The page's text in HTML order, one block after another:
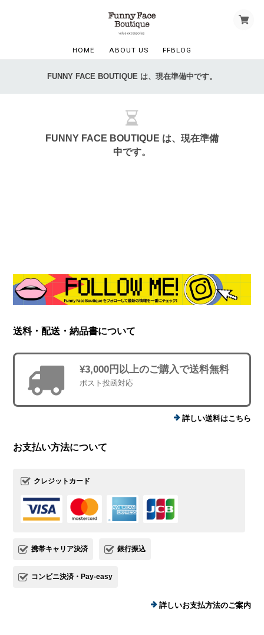
HOME ABOUT US FFBLOG
FUNNY FACE BOUTIQUE は、現在準備中です。
FUNNY FACE BOUTIQUE は、現在準備
中です。
送料・配送・納品書について
¥3,000円以上のご購入で送料無料
ポスト投函対応
詳しい送料はこちら
お支払い方法について
クレジットカード
携帯キャリア決済 銀行振込
コンビニ決済・Pay-easy
詳しいお支払方法のご案内